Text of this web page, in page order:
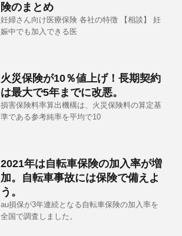
険のまとめ
妊婦さん向け医療保険 各社の特徴 【相談】 妊
娠中でも加入できる医
火災保険が10％値上げ！長期契約
は最大で5年までに改悪。
損害保険料率算出機構は、火災保険料の算定基
準である参考純率を平均で10
2021年は自転車保険の加入率が増
加。自転車事故には保険で備えよ
う。
au損保が3年連続となる自転車保険の加入率を
全国で調査しました。